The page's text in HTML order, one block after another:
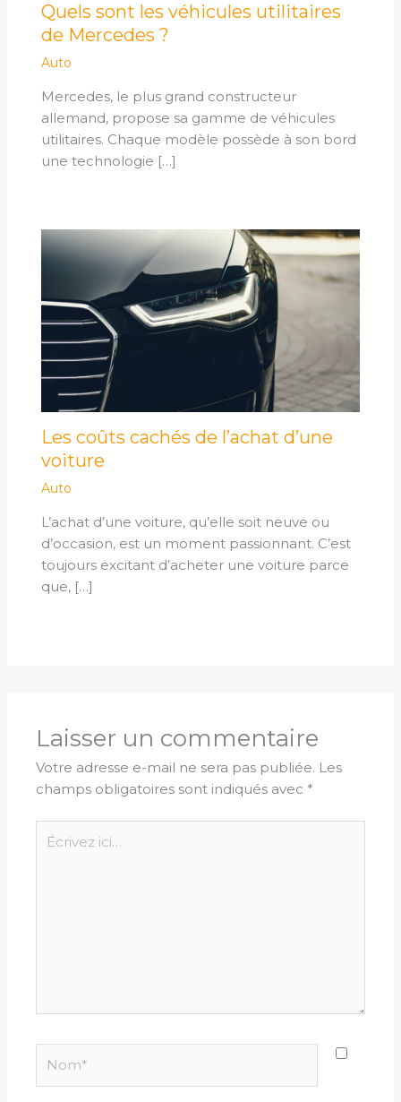
Quels sont les véhicules utilitaires
de Mercedes ?
Auto
Mercedes, le plus grand constructeur
allemand, propose sa gamme de véhicules
utilitaires. Chaque modèle possède à son bord
une technologie […]
Les coûts cachés de l’achat d’une
voiture
Auto
L’achat d’une voiture, qu’elle soit neuve ou
d’occasion, est un moment passionnant. C’est
toujours excitant d’acheter une voiture parce
que, […]
Laisser un commentaire
Votre adresse e-mail ne sera pas publiée. Les
champs obligatoires sont indiqués avec *
ici…